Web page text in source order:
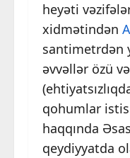
heyəti
xidmətindən
santimetrdən
əvvəllər özü
qohumlar
haqqında
qeydiyyatda